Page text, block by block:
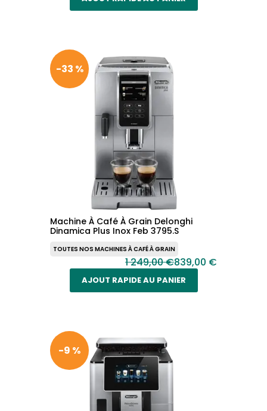
-33 %
Machine À Café À Grain Delonghi
Dinamica Plus Inox Feb 3795.S
TOUTES NOS MACHINES À CAFÉ À GRAIN
1 249,00 €839,00 €
AJOUT RAPIDE AU PANIER
-9 %